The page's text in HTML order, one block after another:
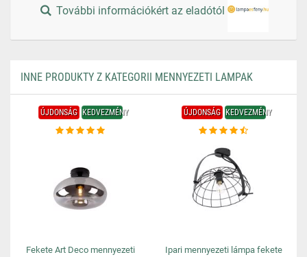
További információkért az eladótól
INNE PRODUKTY Z KATEGORII MENNYEZETI LAMPAK
ÚJDONSÁG KEDVEZMÉNY
Fekete Art Deco mennyezeti
ÚJDONSÁG KEDVEZMÉNY
Ipari mennyezeti lámpa fekete